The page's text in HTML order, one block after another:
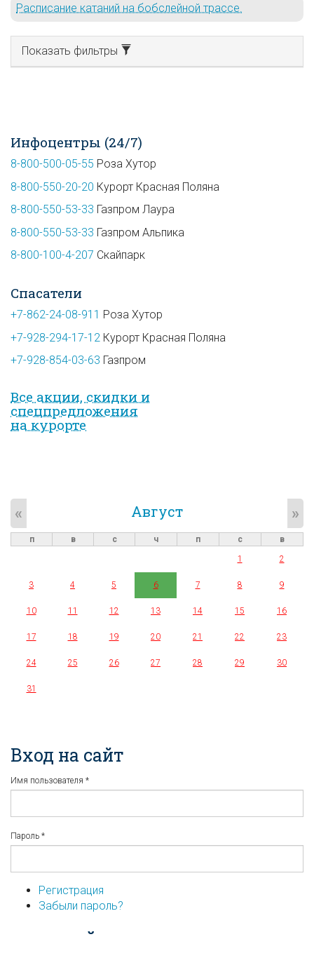
Расписание катаний на бобслейной трассе.
Показать фильтры
Инфоцентры (24/7)
8-800-500-05-55 Роза Хутор
8-800-550-20-20 Курорт Красная Поляна
8-800-550-53-33 Газпром Лаура
8-800-550-53-33 Газпром Альпика
8-800-100-4-207 Скайпарк
Спасатели
+7-862-24-08-911 Роза Хутор
+7-928-294-17-12 Курорт Красная Поляна
+7-928-854-03-63 Газпром
Все акции, скидки и
спец­предложе­ния
на курорте
Август
« »
п в с ч п с
в
1
2
3 4 5 6 7 8 9
10 11 12 13 14 15 16
17 18 19 20 21 22 23
24 25 26 27 28 29 30
31
Вход на сайт
Имя пользователя *
Пароль *
Регистрация
Забыли пароль?
...или войдите используя